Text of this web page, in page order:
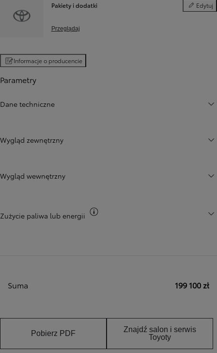
Pakiety i dodatki Edytuj
Pakiety i
Przeglądaj
Informacje o producencie
Parametry
Dane techniczne
Wygląd zewnętrzny
Wygląd wewnętrzny
Zużycie paliwa lub energii
Suma 199 100 zł
Pobierz PDF
Znajdź salon i serwis
Toyoty